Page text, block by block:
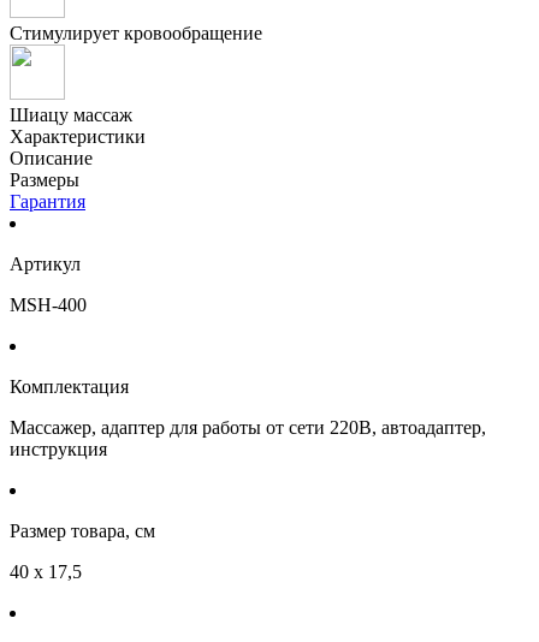
Стимулирует кровообращение
Шиацу массаж
Характеристики
Описание
Размеры
Гарантия
Артикул
MSH-400
Комплектация
Массажер, адаптер для работы от сети 220В, автоадаптер,
инструкция
Размер товара, см
40 x 17,5